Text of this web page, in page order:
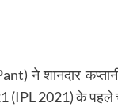
ने शानदार
(IPL 2021) के पहले